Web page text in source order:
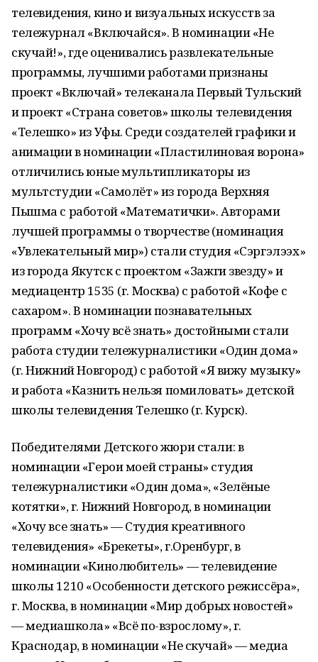
телевидения, кино и визуальных искусств за
тележурнал «Включайся». В номинации «Не
скучай!», где оценивались развлекательные
программы, лучшими работами признаны
проект «Включай» телеканала Первый Тульский
и проект «Страна советов» школы телевидения
«Телешко» из Уфы. Среди создателей графики и
анимации в номинации «Пластилиновая ворона»
отличились юные мультипликаторы из
мультстудии «Самолёт» из города Верхняя
Пышма с работой «Математички». Авторами
лучшей программы о творчестве (номинация
«Увлекательный мир») стали студия «Сэргэлээх»
из города Якутск с проектом «Зажги звезду» и
медиацентр 1535 (г. Москва) с работой «Кофе с
сахаром». В номинации познавательных
программ «Хочу всё знать» достойными стали
работа студии тележурналистики «Один дома»
(г. Нижний Новгород) с работой «Я вижу музыку»
и работа «Казнить нельзя помиловать» детской
школы телевидения Телешко (г. Курск).
Победителями Детского жюри стали: в
номинации «Герои моей страны» студия
тележурналистики «Один дома», «Зелёные
котятки», г. Нижний Новгород, в номинации
«Хочу все знать» — Студия креативного
телевидения» «Брекеты», г.Оренбург, в
номинации «Кинолюбитель» — телевидение
школы 1210 «Особенности детского режиссёра»,
г. Москва, в номинации «Мир добрых новостей»
— медиашкола» «Всё по-взрослому», г.
Краснодар, в номинации «Не скучай» — медиа